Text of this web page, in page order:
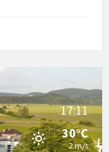
17:11
30°C
2 m/s